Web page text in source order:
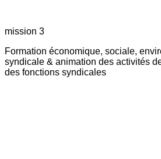
mission 3
Formation économique, sociale,
syndicale & animation des activités
des fonctions syndicales